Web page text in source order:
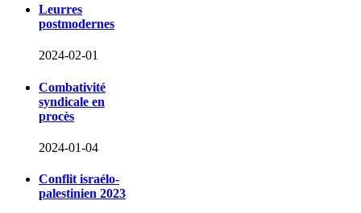
Leurres
postmodernes
2024-02-01
Combativité
syndicale en
procès
2024-01-04
Conflit israélo-
palestinien 2023